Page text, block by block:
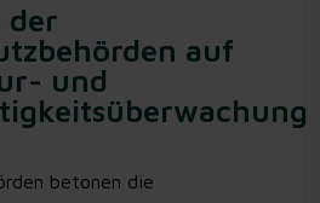
der
auf
und
betonen die